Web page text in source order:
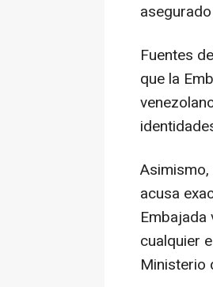
Fuentes
que la
acusa
cualquier
Ministerio